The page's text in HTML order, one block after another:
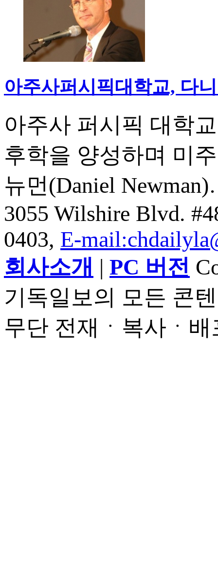
아주사퍼시픽대학교, 다
아주사 퍼시픽 대학
후학을 양성하며 미
뉴먼(Daniel
3055 Wilshire Blvd.
0403, E-
회사소개 | PC 버전
기독일보의 모든 콘
무단 전재ㆍ복사ㆍ